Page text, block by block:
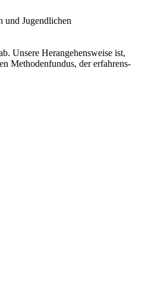
und Jugendlichen
Unsere Herangehensweise ist,
Methodenfundus, der erfahrens-